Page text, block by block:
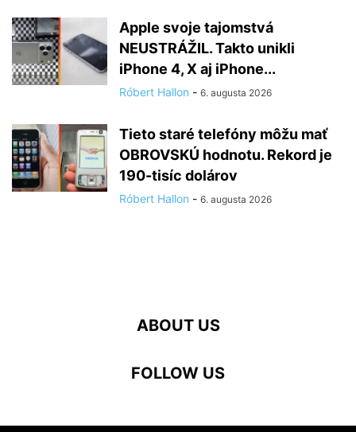
Apple svoje tajomstvá
NEUSTRÁŽIL. Takto unikli
iPhone 4, X aj iPhone...
Róbert Hallon - 6. augusta 2026
Tieto staré telefóny môžu mať
OBROVSKÚ hodnotu. Rekord je
190-tisíc dolárov
Róbert Hallon - 6. augusta 2026
ABOUT US
FOLLOW US